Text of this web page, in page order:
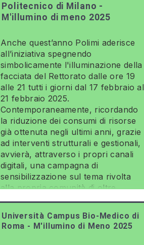
Politecnico di Milano -
M'illumino di meno 2025
Anche quest’anno Polimi aderisce
all’iniziativa spegnendo
simbolicamente l'illuminazione della
facciata del Rettorato dalle ore 19
alle 21 tutti i giorni dal 17 febbraio al
21 febbraio 2025.
Contemporaneamente, ricordando
la riduzione dei consumi di risorse
già ottenuta negli ultimi anni, grazie
ad interventi strutturali e gestionali,
avvierà, attraverso i propri canali
digitali, una campagna di
sensibilizzazione sul tema rivolta
alla propria comunità di oltre
Università Campus Bio-Medico di
Roma - M'illumino di Meno 2025